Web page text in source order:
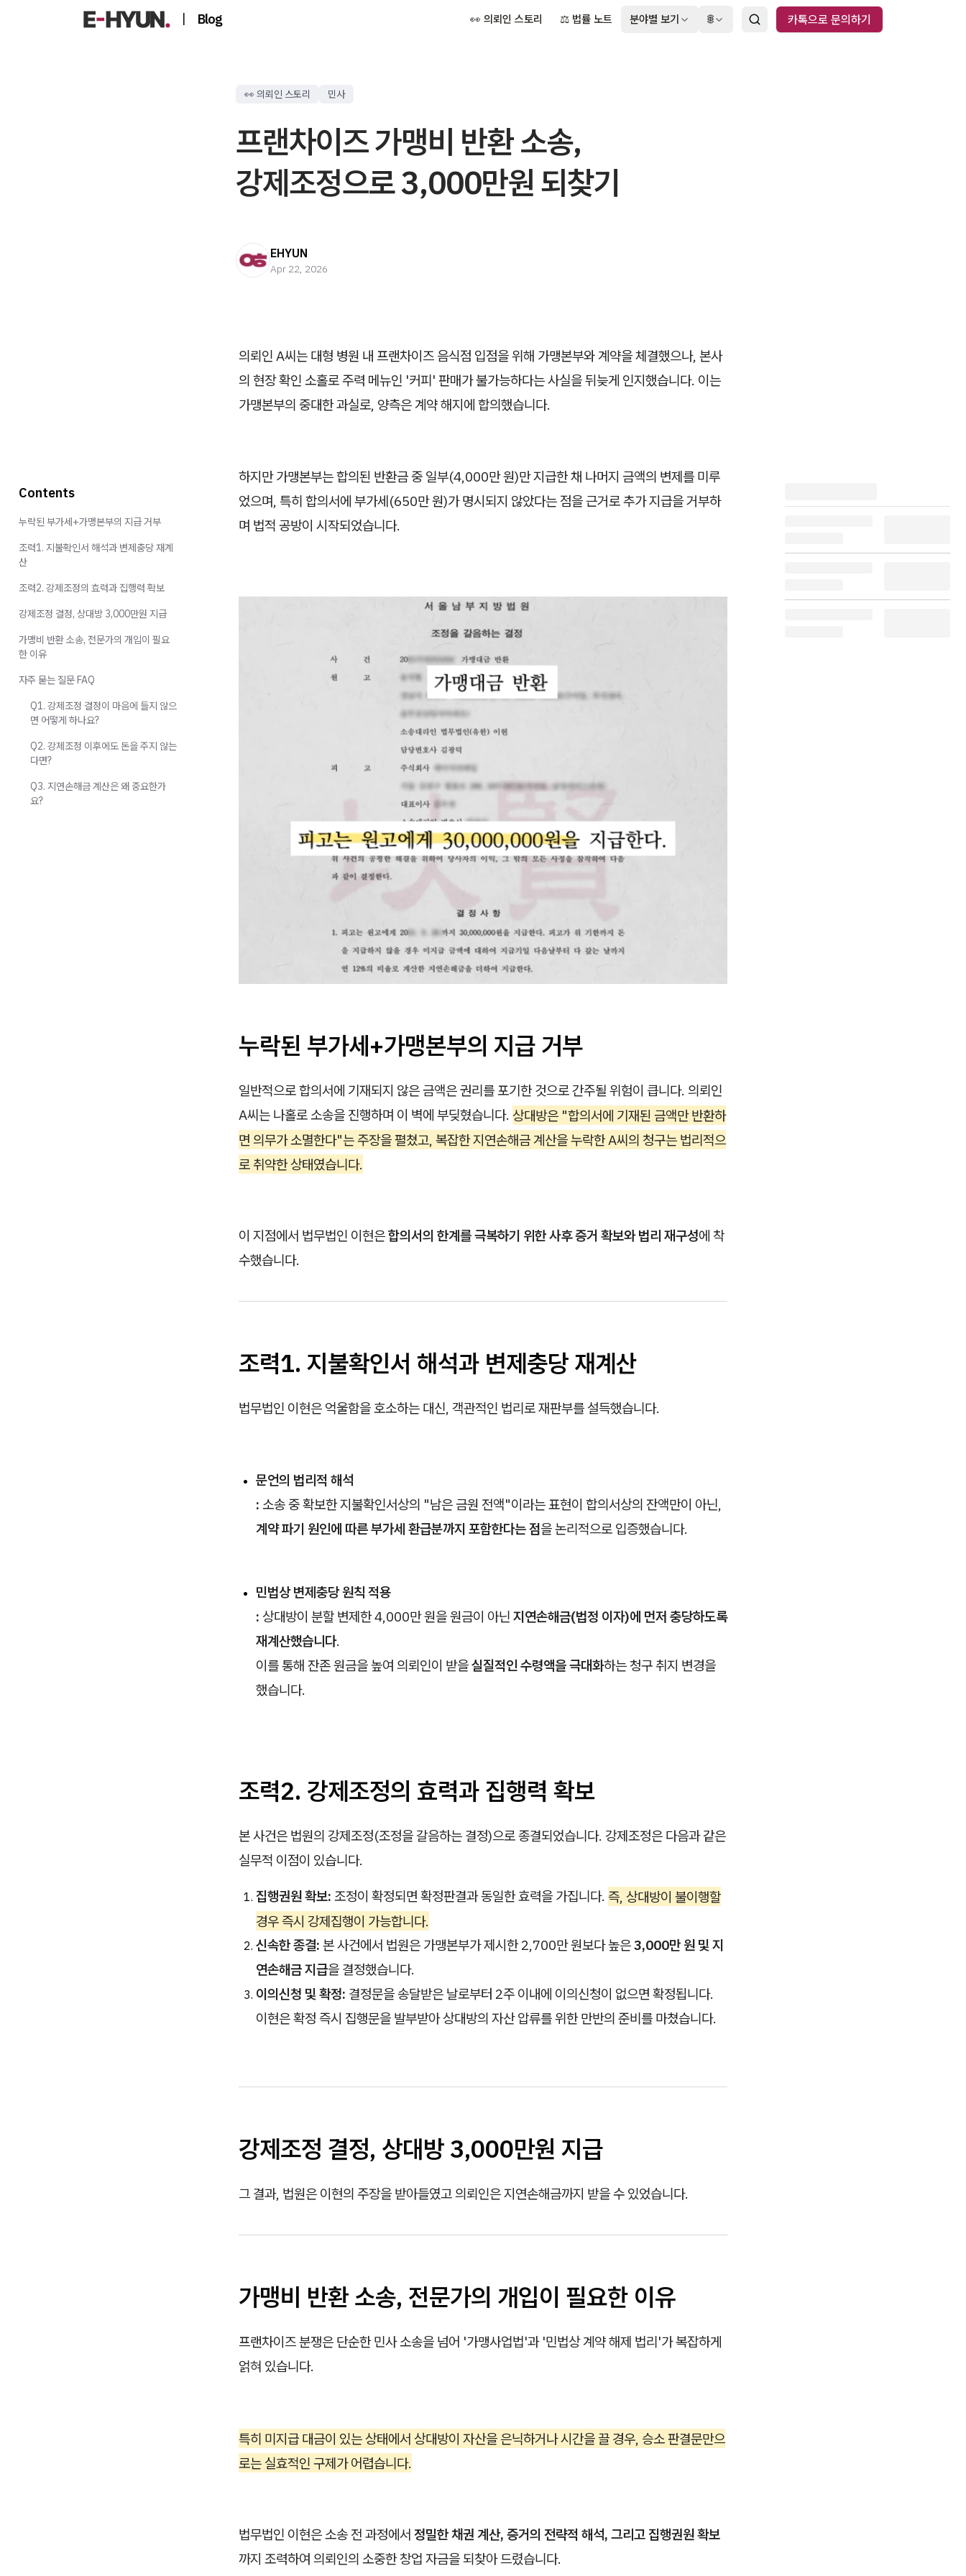
| Blog 👀 의뢰인 스토리 ⚖️ 법률 노트 분야별 보기 🌐 카톡으로 문의하기
👀 의뢰인 스토리 민사
프랜차이즈 가맹비 반환 소송,
강제조정으로 3,000만원 되찾기
EHYUN
Apr 22, 2026
의뢰인 A씨는 대형 병원 내 프랜차이즈 음식점 입점을 위해 가맹본부와 계약을 체결했으나, 본사
의 현장 확인 소홀로 주력 메뉴인 '커피' 판매가 불가능하다는 사실을 뒤늦게 인지했습니다. 이는
가맹본부의 중대한 과실로, 양측은 계약 해지에 합의했습니다.
하지만 가맹본부는 합의된 반환금 중 일부(4,000만 원)만 지급한 채 나머지 금액의 변제를 미루
었으며, 특히 합의서에 부가세(650만 원)가 명시되지 않았다는 점을 근거로 추가 지급을 거부하
며 법적 공방이 시작되었습니다.
누락된 부가세+가맹본부의 지급 거부
일반적으로 합의서에 기재되지 않은 금액은 권리를 포기한 것으로 간주될 위험이 큽니다. 의뢰인
A씨는 나홀로 소송을 진행하며 이 벽에 부딪혔습니다. 상대방은 "합의서에 기재된 금액만 반환하
면 의무가 소멸한다"는 주장을 펼쳤고, 복잡한 지연손해금 계산을 누락한 A씨의 청구는 법리적으
로 취약한 상태였습니다.
이 지점에서 법무법인 이현은합의서의 한계를 극복하기 위한 사후 증거 확보와 법리 재구성에 착
수했습니다.
조력1. 지불확인서 해석과 변제충당 재계산
법무법인 이현은 억울함을 호소하는 대신, 객관적인 법리로 재판부를 설득했습니다.
문언의 법리적 해석
: 소송 중 확보한 지불확인서상의 "남은 금원 전액"이라는 표현이 합의서상의 잔액만이 아닌,
계약 파기 원인에 따른 부가세 환급분까지 포함한다는 점을 논리적으로 입증했습니다.
민법상 변제충당 원칙 적용
: 상대방이 분할 변제한 4,000만 원을 원금이 아닌 지연손해금(법정 이자)에 먼저 충당하도록
재계산했습니다.
이를 통해 잔존 원금을 높여 의뢰인이 받을실질적인 수령액을 극대화하는 청구 취지 변경을
했습니다.
조력2. 강제조정의 효력과 집행력 확보
본 사건은 법원의 강제조정(조정을 갈음하는 결정)으로 종결되었습니다. 강제조정은 다음과 같은
실무적 이점이 있습니다.
집행권원 확보: 조정이 확정되면 확정판결과 동일한 효력을 가집니다. 즉, 상대방이 불이행할
경우 즉시 강제집행이 가능합니다.
신속한 종결: 본 사건에서 법원은 가맹본부가 제시한 2,700만 원보다 높은3,000만 원 및 지
연손해금 지급을 결정했습니다.
이의신청 및 확정: 결정문을 송달받은 날로부터 2주 이내에 이의신청이 없으면 확정됩니다.
이현은 확정 즉시 집행문을 발부받아 상대방의 자산 압류를 위한 만반의 준비를 마쳤습니다.
강제조정 결정, 상대방 3,000만원 지급
그 결과, 법원은 이현의 주장을 받아들였고 의뢰인은 지연손해금까지 받을 수 있었습니다.
가맹비 반환 소송, 전문가의 개입이 필요한 이유
프랜차이즈 분쟁은 단순한 민사 소송을 넘어 '가맹사업법'과 '민법상 계약 해제 법리'가 복잡하게
얽혀 있습니다.
특히 미지급 대금이 있는 상태에서 상대방이 자산을 은닉하거나 시간을 끌 경우, 승소 판결문만으
로는 실효적인 구제가 어렵습니다.
법무법인 이현은 소송 전 과정에서 정밀한 채권 계산, 증거의 전략적 해석, 그리고 집행권원 확보
까지 조력하여 의뢰인의 소중한 창업 자금을 되찾아 드렸습니다.
Contents
누락된 부가세+가맹본부의 지급 거부
조력1. 지불확인서 해석과 변제충당 재계
산
조력2. 강제조정의 효력과 집행력 확보
강제조정 결정, 상대방 3,000만원 지급
가맹비 반환 소송, 전문가의 개입이 필요
한 이유
자주 묻는 질문 FAQ
Q1. 강제조정 결정이 마음에 들지 않으
면 어떻게 하나요?
Q2. 강제조정 이후에도 돈을 주지 않는
다면?
Q3. 지연손해금 계산은 왜 중요한가
요?